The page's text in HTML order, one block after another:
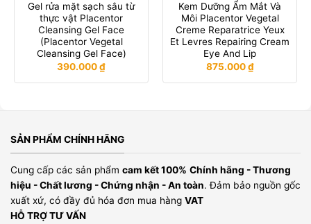
Gel rửa mặt sạch sâu từ
thực vật Placentor
Cleansing Gel Face
(Placentor Vegetal
Cleansing Gel Face)
390.000₫
Kem Dưỡng Ẩm Mắt Và
Môi Placentor Vegetal
Creme Reparatrice Yeux
Et Levres Repairing Cream
Eye And Lip
875.000₫
SẢN PHẨM CHÍNH HÃNG
Cung cấp các sản phẩm cam kết 100% Chính hãng - Thương
hiệu - Chất lương - Chứng nhận - An toàn. Đảm bảo nguồn gốc
xuất xứ, có đầy đủ hóa đơn mua hàng VAT
HỖ TRỢ TƯ VẤN